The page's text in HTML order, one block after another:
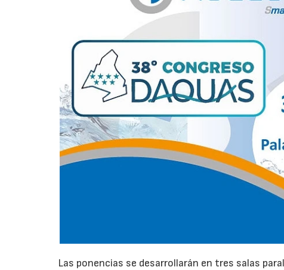
Las ponencias se desarrollarán en tres salas